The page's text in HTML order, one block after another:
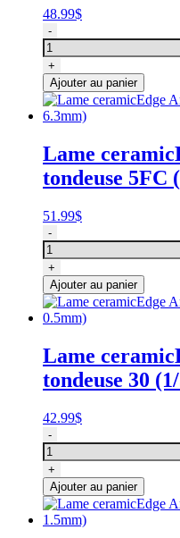
48.99$
quantité
de
Lame
ceramicEdge
Andis
pour
tondeuse
(1/8''
ou
3.2mm)
-
+
Ajouter au panier
Lame
tondeuse 5FC
51.99$
quantité
de
Lame
ceramicEdge
Andis
pour
tondeuse
(1/4''
ou
6.3mm)
-
+
Ajouter au panier
Lame
tondeuse 30
42.99$
quantité
de
Lame
ceramicEdge
Andis
pour
tondeuse
-
+
Ajouter au panier